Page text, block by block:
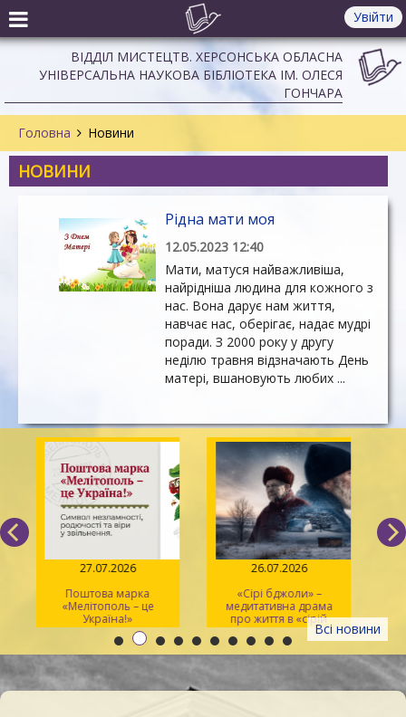
Увійти
ВІДДІЛ МИСТЕЦТВ. ХЕРСОНСЬКА ОБЛАСНА
УНІВЕРСАЛЬНА НАУКОВА БІБЛІОТЕКА ІМ. ОЛЕСЯ
ГОНЧАРА
Головна Новини
НОВИНИ
Рідна мати моя
12.05.2023 12:40
Мати, матуся найважливіша,
найрідніша людина для кожного з
нас. Вона дарує нам життя,
навчає нас, оберігає, надає мудрі
поради. З 2000 року у другу
неділю травня відзначають День
матері, вшановують любих ...
Всі новини
27.07.2026
Поштова марка
«Мелітополь – це
Україна!»
26.07.2026
«Сірі бджоли» –
медитативна драма
про життя в «сірій
зоні»